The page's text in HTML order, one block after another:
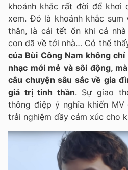
khoảnh khắc rất đời để khơi
xem. Đó là khoảnh khắc sum
thân, là cái tết ổn khi cả
con đã về tới nhà… Có thể
của Bùi Công Nam không
nhạc mới mẻ và sôi động,
câu chuyện sâu sắc về gia
giá trị tinh thần. Sự giao
thông điệp ý nghĩa khiến MV
trải nghiệm đầy cảm xúc cho